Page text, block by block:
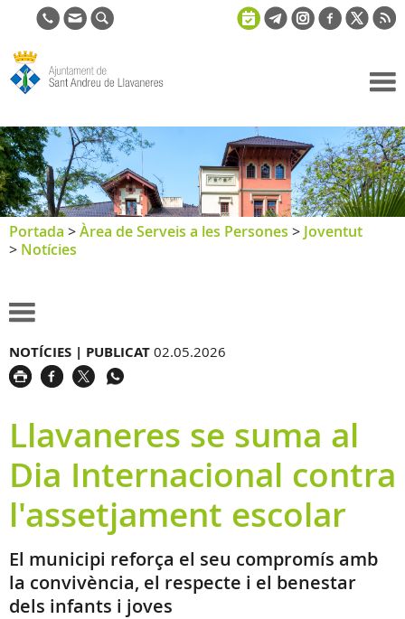
de Sant
Andreu de
Llavaneres
Portada >Àrea de Serveis a les Persones > Joventut
> Notícies
NOTÍCIES | PUBLICAT 02.05.2026
Llavaneres se suma al
Dia Internacional contra
l'assetjament escolar
El municipi reforça el seu compromís amb
la convivència, el respecte i el benestar
dels infants i joves